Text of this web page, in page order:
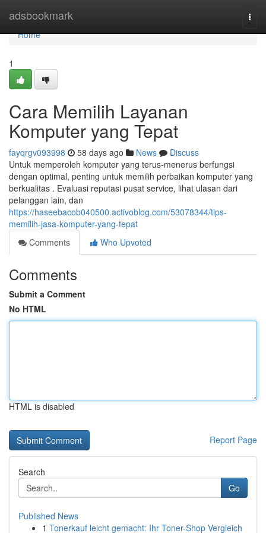
adsbookmark
Home
Home
1
Cara Memilih Layanan
Komputer yang Tepat
fayqrgv093998 58 days ago News
Discuss
Untuk memperoleh komputer yang terus-menerus berfungsi
dengan optimal, penting untuk memilih perbaikan komputer yang
berkualitas . Evaluasi reputasi pusat service, lihat ulasan dari
pelanggan lain, dan
https://haseebacob040500.activoblog.com/53078344/tips-
memilih-jasa-komputer-yang-tepat
Comments
Who Upvoted
Comments
Submit a Comment
No HTML
HTML is disabled
Report Page
Search
Go
Published News
1 Tonerkauf leicht gemacht: Ihr Toner-Shop Vergleich